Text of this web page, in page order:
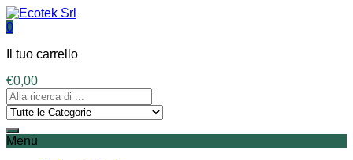
0
Il tuo carrello
€0,00
Menu